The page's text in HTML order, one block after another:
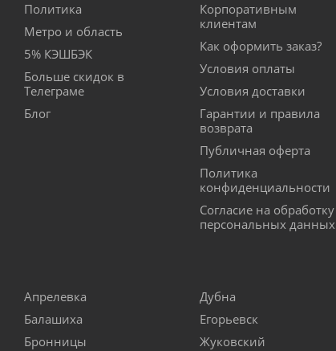
Политика
Метро и область
5% КЭШБЭК
Больше скидок в
Телеграме
Блог
Корпоративным
клиентам
Как оформить заказ?
Условия оплаты
Условия доставки
Гарантии и правила
возврата
Публичная оферта
Политика
конфиденциальности
Согласие на обработку
персональных данных
Апрелевка
Балашиха
Бронницы
Дубна
Егорьевск
Жуковский